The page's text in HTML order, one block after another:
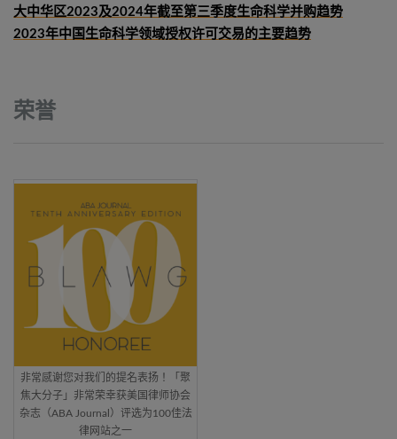
大中华区2023及2024年截至第三季度生命科学并购趋势
2023年中国生命科学领域授权许可交易的主要趋势
荣誉
非常感谢您对我们的提名表扬！「聚
焦大分子」非常荣幸获美国律师协会
杂志（ABA Journal）评选为100佳法
律网站之一